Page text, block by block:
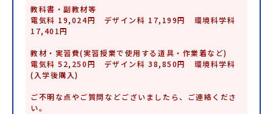
教科書・副教材等
電気科 19,024円　デザイン科 17,199円　環境科学科
17,401円
教材・実習費(実習授業で使用する道具・作業着など)
電気科 52,250円　デザイン科 38,850円　環境科学科
(入学後購入)
ご不明な点やご質問などございましたら、ご連絡くださ
い。